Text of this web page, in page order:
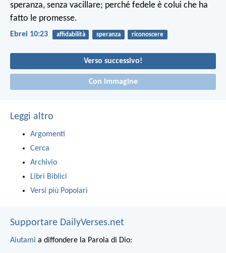
speranza, senza vacillare; perché fedele è colui che ha
fatto le promesse.
Ebrei 10:23 affidabilità speranza riconoscere
Verso successivo!
Con immagine
Leggi altro
Argomenti
Cerca
Archivio
Libri Biblici
Versi più Popolari
Supportare DailyVerses.net
Aiutami a diffondere la Parola di Dio: